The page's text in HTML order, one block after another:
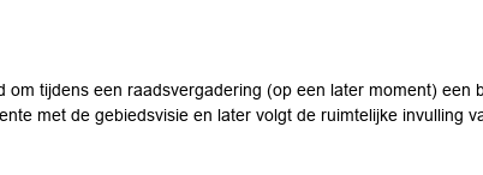
om tijdens een raadsvergadering (op een later moment) een
met de gebiedsvisie en later volgt de ruimtelijke invulling